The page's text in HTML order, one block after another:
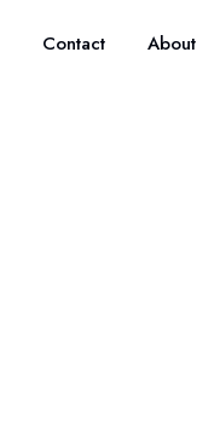
Contact About